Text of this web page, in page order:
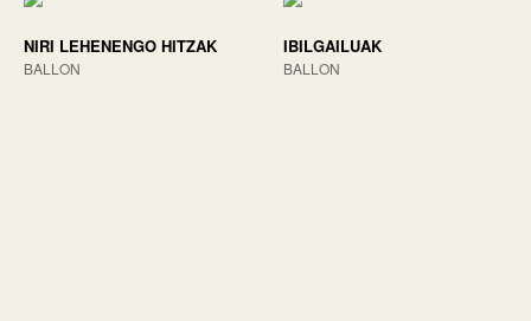
NIRI LEHENENGO HITZAK
BALLON
IBILGAILUAK
BALLON